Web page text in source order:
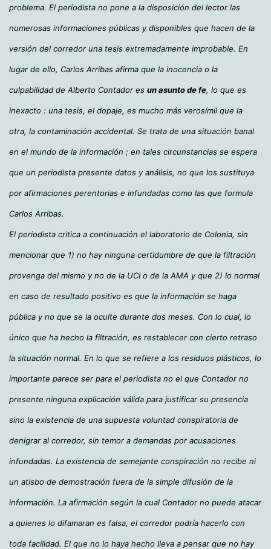
problema. El periodista no pone a la disposición del lector las
numerosas informaciones públicas y disponibles que hacen de la
versión del corredor una tesis extremadamente improbable. En
lugar de ello, Carlos Arribas afirma que la inocencia o la
culpabilidad de Alberto Contador es un asunto de fe, lo que es
inexacto : una tesis, el dopaje, es mucho más verosímil que la
otra, la contaminación accidental. Se trata de una situación banal
en el mundo de la información ; en tales circunstancias se espera
que un periodista presente datos y análisis, no que los sustituya
por afirmaciones perentorias e infundadas como las que formula
Carlos Arribas.
El periodista critica a continuación el laboratorio de Colonia, sin
mencionar que 1) no hay ninguna certidumbre de que la filtración
provenga del mismo y no de la UCI o de la AMA y que 2) lo normal
en caso de resultado positivo es que la información se haga
pública y no que se la oculte durante dos meses. Con lo cual, lo
único que ha hecho la filtración, es restablecer con cierto retraso
la situación normal. En lo que se refiere a los residuos plásticos, lo
importante parece ser para el periodista no el que Contador no
presente ninguna explicación válida para justificar su presencia
sino la existencia de una supuesta voluntad conspiratoria de
denigrar al corredor, sin temor a demandas por acusaciones
infundadas. La existencia de semejante conspiración no recibe ni
un atisbo de demostración fuera de la simple difusión de la
información. La afirmación según la cual Contador no puede atacar
a quienes lo difamaran es falsa, el corredor podría hacerlo con
toda facilidad. El que no lo haya hecho lleva a pensar que no hay